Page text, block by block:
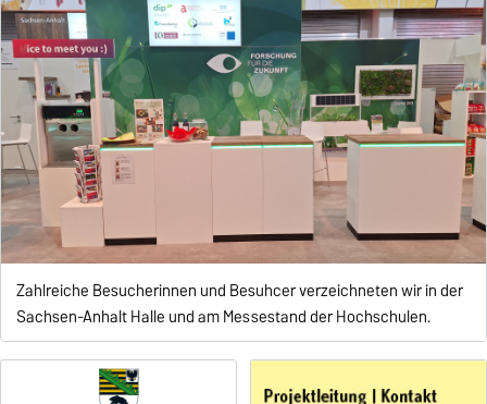
Zahlreiche Besucherinnen und Besuhcer verzeichneten wir in der
Sachsen-Anhalt Halle und am Messestand der Hochschulen.